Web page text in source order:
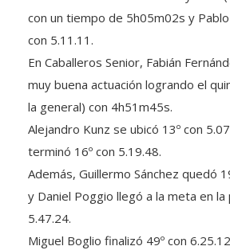
con un tiempo de 5h05m02s y Pablo
con 5.11.11.
En Caballeros Senior, Fabián
muy buena actuación logrando el
la general) con 4h51m45s.
Alejandro Kunz se ubicó 13º con
terminó 16º con 5.19.48.
Además, Guillermo Sánchez quedó
y Daniel Poggio llegó a la meta en la
5.47.24.
Miguel Boglio finalizó 49º con